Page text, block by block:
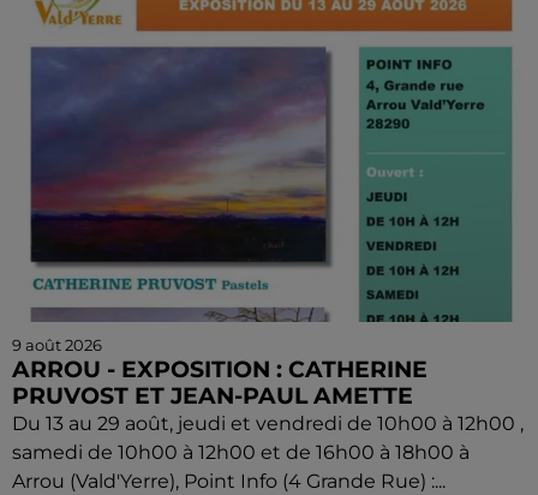
9 août 2026
ARROU - EXPOSITION : CATHERINE
PRUVOST ET JEAN-PAUL AMETTE
Du 13 au 29 août, jeudi et vendredi de 10h00 à 12h00 ,
samedi de 10h00 à 12h00 et de 16h00 à 18h00 à
Arrou (Vald'Yerre), Point Info (4 Grande Rue) :...